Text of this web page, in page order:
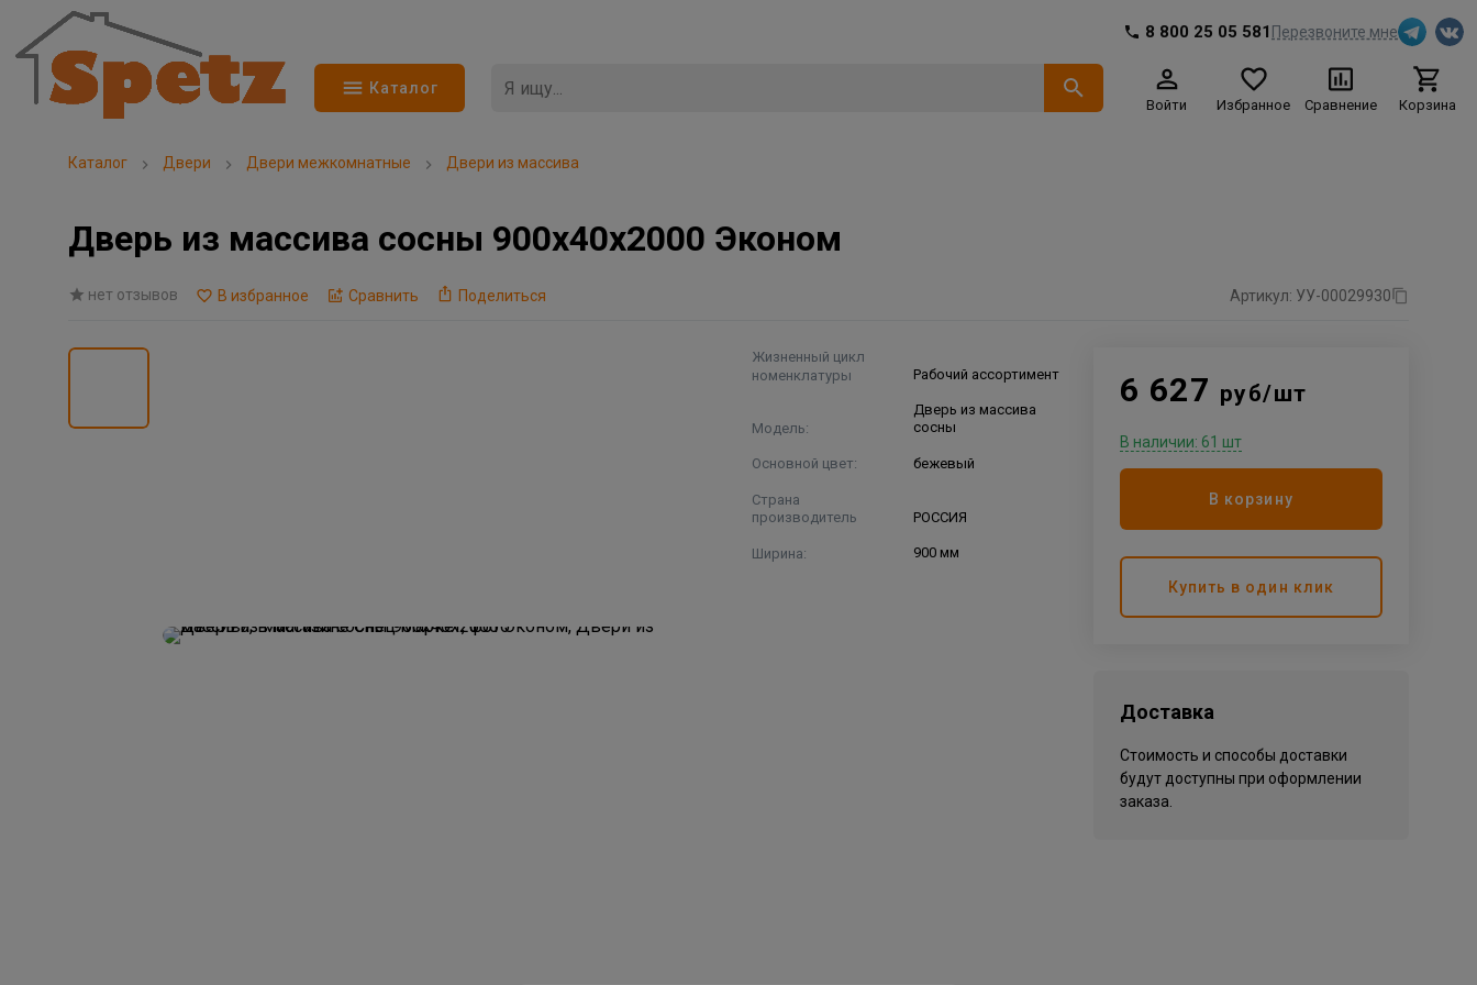
8 800 25 05 581 Перезвоните мне
Каталог
Войти Избранное Сравнение Корзина
Каталог Двери Двери межкомнатные Двери из массива
Дверь из массива сосны 900х40х2000 Эконом
нет отзывов В избранное Сравнить Поделиться Артикул: УУ-00029930
Жизненный цикл
номенклатуры
Рабочий ассортимент
Модель:
Дверь из массива
сосны
Основной цвет: бежевый
Страна
производитель
РОССИЯ
Ширина: 900 мм
6 627 руб/шт
В наличии: 61 шт
В корзину
Купить в один клик
Доставка
Стоимость и способы доставки
будут доступны при оформлении
заказа.